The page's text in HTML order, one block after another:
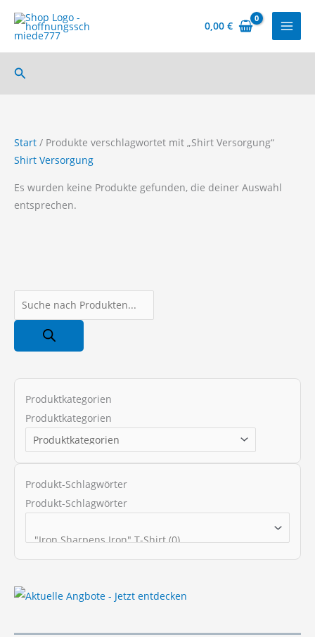
Inhalt
springen
0,00 €
Suchen
r
d
e
Produktkategorien
Produktkategorien
Produkt-Schlagwörter
Produkt-Schlagwörter
Start / Produkte verschlagwortet mit „Shirt Versorgung“
Shirt Versorgung
Es wurden keine Produkte gefunden, die deiner Auswahl
entsprechen.